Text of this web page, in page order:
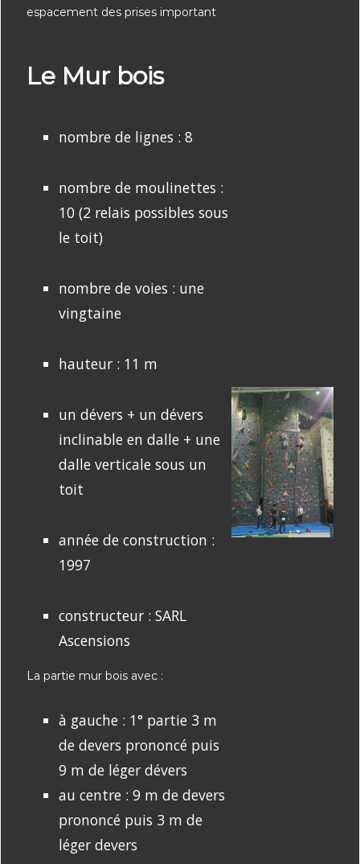
espacement des prises important
Le Mur bois
nombre de lignes : 8
nombre de moulinettes :
10 (2 relais possibles sous
le toit)
nombre de voies : une
vingtaine
hauteur : 11 m
un dévers + un dévers
inclinable en dalle + une
dalle verticale sous un
toit
année de construction :
1997
constructeur : SARL
Ascensions
La partie mur bois avec :
à gauche : 1° partie 3 m
de devers prononcé puis
9 m de léger dévers
au centre : 9 m de devers
prononcé puis 3 m de
léger devers